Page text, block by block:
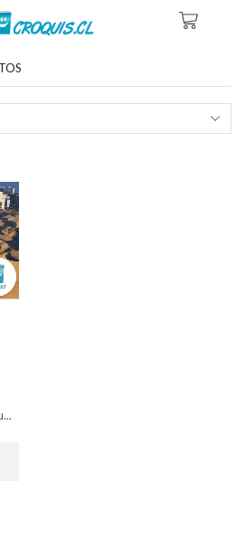
Etiquetados “Dunas Concón Hd”